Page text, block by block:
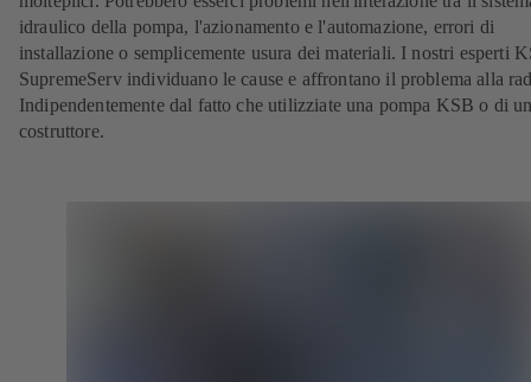
idraulico della pompa, l'azionamento e l'automazione, errori di
installazione o semplicemente usura dei materiali. I nostri esperti
SupremeServ individuano le cause e affrontano il problema alla
Indipendentemente dal fatto che utilizziate una pompa KSB o di
costruttore.